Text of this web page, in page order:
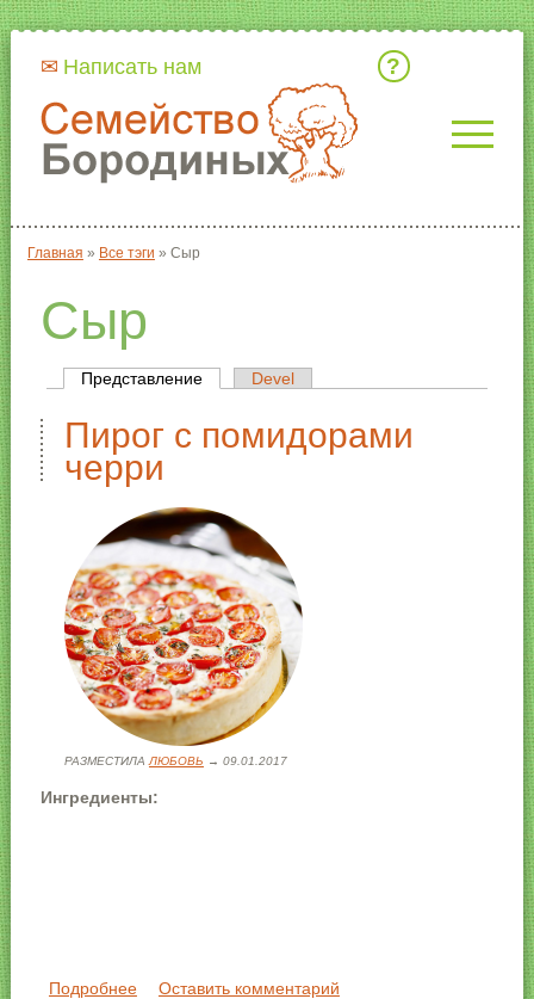
Написать нам
Вы здесь
Главная » Все тэги » Сыр
Сыр
Главные вкладки
Представление(активная вкладка)
Devel
Пирог с помидорами
черри
РАЗМЕСТИЛА ЛЮБОВЬ → 09.01.2017
Ингредиенты:
Подробнеео Пирог с помидорами черри
Оставить комментарий